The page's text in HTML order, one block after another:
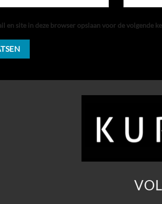
en site in deze browser opslaan voor de volgende